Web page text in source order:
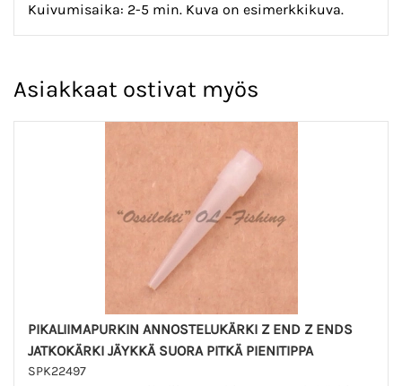
Kuivumisaika: 2-5 min. Kuva on esimerkkikuva.
Asiakkaat ostivat myös
PIKALIIMAPURKIN ANNOSTELUKÄRKI Z END Z ENDS
JATKOKÄRKI JÄYKKÄ SUORA PITKÄ PIENITIPPA
SPK22497